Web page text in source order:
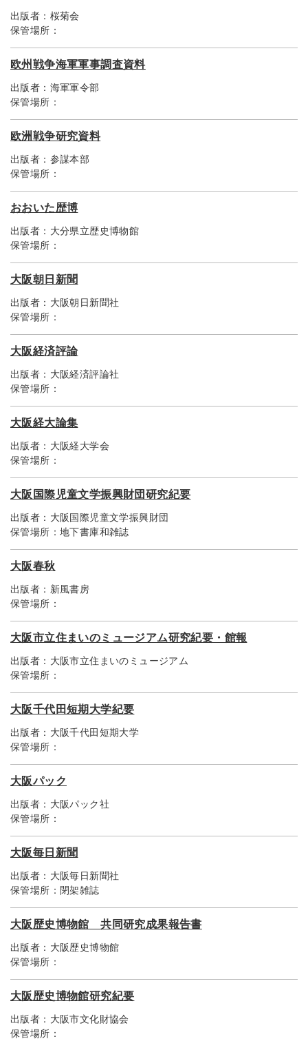
出版者： 桜菊会
保管場所：
欧州戦争海軍軍事調査資料
出版者： 海軍軍令部
保管場所：
欧洲戦争研究資料
出版者： 参謀本部
保管場所：
おおいた歴博
出版者： 大分県立歴史博物館
保管場所：
大阪朝日新聞
出版者： 大阪朝日新聞社
保管場所：
大阪経済評論
出版者： 大阪経済評論社
保管場所：
大阪経大論集
出版者： 大阪経大学会
保管場所：
大阪国際児童文学振興財団研究紀要
出版者： 大阪国際児童文学振興財団
保管場所： 地下書庫和雑誌
大阪春秋
出版者： 新風書房
保管場所：
大阪市立住まいのミュージアム研究紀要・館報
出版者： 大阪市立住まいのミュージアム
保管場所：
大阪千代田短期大学紀要
出版者： 大阪千代田短期大学
保管場所：
大阪パック
出版者： 大阪パック社
保管場所：
大阪毎日新聞
出版者： 大阪毎日新聞社
保管場所： 閉架雑誌
大阪歴史博物館 共同研究成果報告書
出版者： 大阪歴史博物館
保管場所：
大阪歴史博物館研究紀要
出版者： 大阪市文化財協会
保管場所：